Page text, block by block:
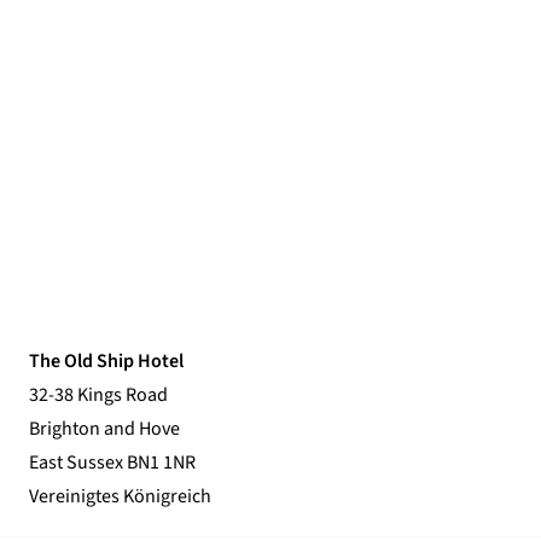
The Old Ship Hotel
32-38 Kings Road
Brighton and Hove
East Sussex BN1 1NR
Vereinigtes Königreich